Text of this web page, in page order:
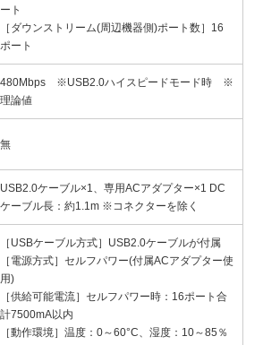
ート
［ダウンストリーム(周辺機器側)ポート数］16
ポート
480Mbps ※USB2.0ハイスピードモード時 ※
理論値
無
USB2.0ケーブル×1、専用ACアダプター×1 DC
ケーブル長：約1.1m ※コネクターを除く
［USBケーブル方式］USB2.0ケーブルが付属
［電源方式］セルフパワー(付属ACアダプター使
用)
［供給可能電流］セルフパワー時：16ポート合
計7500mA以内
［動作環境］温度：0～60°C、湿度：10～85％